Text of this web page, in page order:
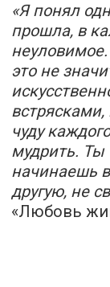
«Я понял
прошла, в
это не
встрясками,
чуду
мудрить. Ты
начинаешь
другую, не
«Любовь